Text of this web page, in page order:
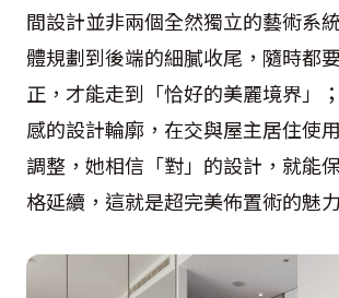
間設計並非兩個全然獨立的藝術系
體規劃到後端的細膩收尾，隨時都
正，才能走到「恰好的美麗境界」
感的設計輪廓，在交與屋主居住使
調整，她相信「對」的設計，就能
格延續，這就是超完美佈置術的魅